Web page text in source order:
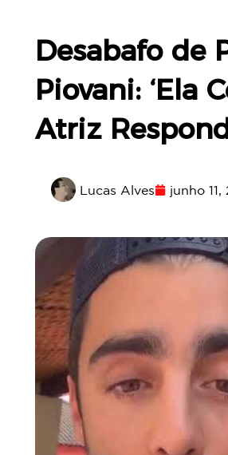
Desabafo de
Piovani: ‘Ela
Atriz
Lucas Alves junho